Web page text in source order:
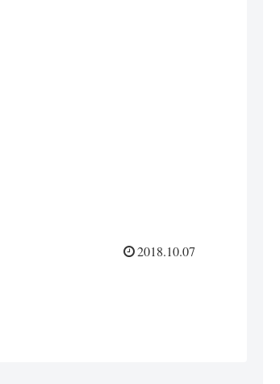
2018.10.07